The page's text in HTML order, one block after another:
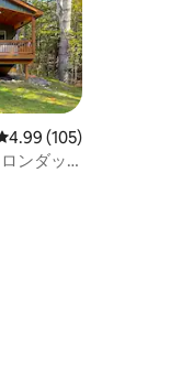
ビュー105件、5つ
4.99 (105)
ンダッ